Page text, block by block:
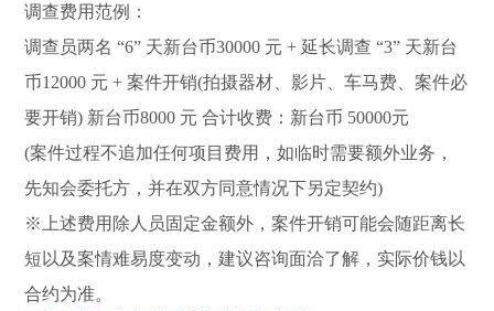
调查费用范例：
调查员两名 “6” 天新台币30000 元 + 延长调查 “3” 天新台
币12000 元 + 案件开销(拍摄器材、影片、车马费、案件必
要开销) 新台币8000 元 合计收费：新台币 50000元
(案件过程不追加任何项目费用，如临时需要额外业务，
先知会委托方，并在双方同意情况下另定契约)
※上述费用除人员固定金额外，案件开销可能会随距离长
短以及案情难易度变动，建议咨询面洽了解，实际价钱以
合约为准。